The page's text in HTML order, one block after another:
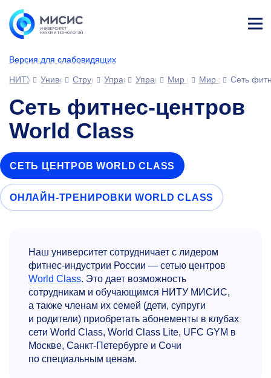
Версия для слабовидящих
ине
НИТУ МИСИСУниверситетСтруктура университета
УправленияУправление развития
Мир возможностей
Мир здоровья и
Сеть
Сеть фитнес-центров
World Class
СЕТЬ ЦЕНТРОВ WORLD CLASS
ОНЛАЙН-ТРЕНИРОВКИ WORLD CLASS
Наш университет сотрудничает с лидером
фитнес-индустрии России — сетью центров
World Class. Это дает возможность
сотрудникам и обучающимся НИТУ МИСИС,
а также членам их семей (дети, супруги
и родители) приобретать абонементы в клубах
сети World Class, World Class Lite, UFC GYM в
Москве, Санкт-Петербурге и Сочи
по специальным ценам.